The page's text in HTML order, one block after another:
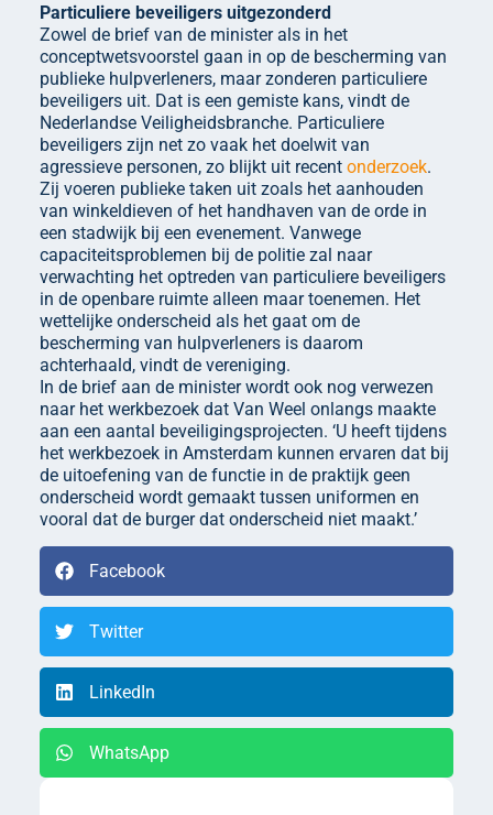
Particuliere beveiligers uitgezonderd
Zowel de brief van de minister als in het
conceptwetsvoorstel gaan in op de bescherming van
publieke hulpverleners, maar zonderen particuliere
beveiligers uit. Dat is een gemiste kans, vindt de
Nederlandse Veiligheidsbranche. Particuliere
beveiligers zijn net zo vaak het doelwit van
agressieve personen, zo blijkt uit recent onderzoek.
Zij voeren publieke taken uit zoals het aanhouden
van winkeldieven of het handhaven van de orde in
een stadwijk bij een evenement. Vanwege
capaciteitsproblemen bij de politie zal naar
verwachting het optreden van particuliere beveiligers
in de openbare ruimte alleen maar toenemen. Het
wettelijke onderscheid als het gaat om de
bescherming van hulpverleners is daarom
achterhaald, vindt de vereniging.
In de brief aan de minister wordt ook nog verwezen
naar het werkbezoek dat Van Weel onlangs maakte
aan een aantal beveiligingsprojecten. ‘U heeft tijdens
het werkbezoek in Amsterdam kunnen ervaren dat bij
de uitoefening van de functie in de praktijk geen
onderscheid wordt gemaakt tussen uniformen en
vooral dat de burger dat onderscheid niet maakt.’
Facebook
Twitter
LinkedIn
WhatsApp